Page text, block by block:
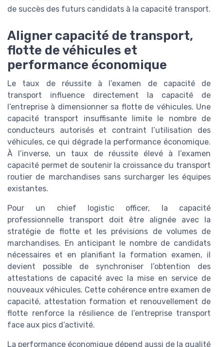
de succès des futurs candidats à la capacité transport.
Aligner capacité de transport,
flotte de véhicules et
performance économique
Le taux de réussite à l’examen de capacité de
transport influence directement la capacité de
l’entreprise à dimensionner sa flotte de véhicules. Une
capacité transport insuffisante limite le nombre de
conducteurs autorisés et contraint l’utilisation des
véhicules, ce qui dégrade la performance économique.
À l’inverse, un taux de réussite élevé à l’examen
capacité permet de soutenir la croissance du transport
routier de marchandises sans surcharger les équipes
existantes.
Pour un chief logistic officer, la capacité
professionnelle transport doit être alignée avec la
stratégie de flotte et les prévisions de volumes de
marchandises. En anticipant le nombre de candidats
nécessaires et en planifiant la formation examen, il
devient possible de synchroniser l’obtention des
attestations de capacité avec la mise en service de
nouveaux véhicules. Cette cohérence entre examen de
capacité, attestation formation et renouvellement de
flotte renforce la résilience de l’entreprise transport
face aux pics d’activité.
La performance économique dépend aussi de la qualité